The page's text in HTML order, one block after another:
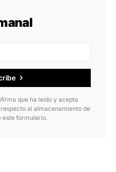
que ha leído y acepta
al almacenamiento de
este formulario.